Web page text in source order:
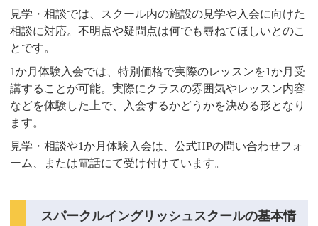
見学・相談では、スクール内の施設の見学や入会に向けた
相談に対応。不明点や疑問点は何でも尋ねてほしいとのこ
とです。
1か月体験入会では、特別価格で実際のレッスンを1か月受
講することが可能。実際にクラスの雰囲気やレッスン内容
などを体験した上で、入会するかどうかを決める形となり
ます。
見学・相談や1か月体験入会は、公式HPの問い合わせフォ
ーム、または電話にて受け付けています。
スパークルイングリッシュスクールの基本情